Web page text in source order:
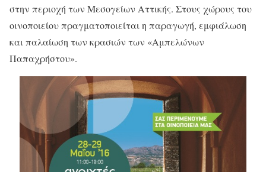
στην περιοχή των Μεσογείων Αττικής. Στους χώρους του
οινοποιείου πραγματοποιείται η παραγωγή, εμφιάλωση
και παλαίωση των κρασιών των «Αμπελώνων
Παπαχρήστου».